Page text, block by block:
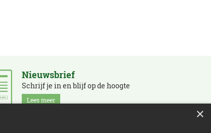
Nieuwsbrief
Schrijf je in en blijf op de hoogte
Lees meer
×